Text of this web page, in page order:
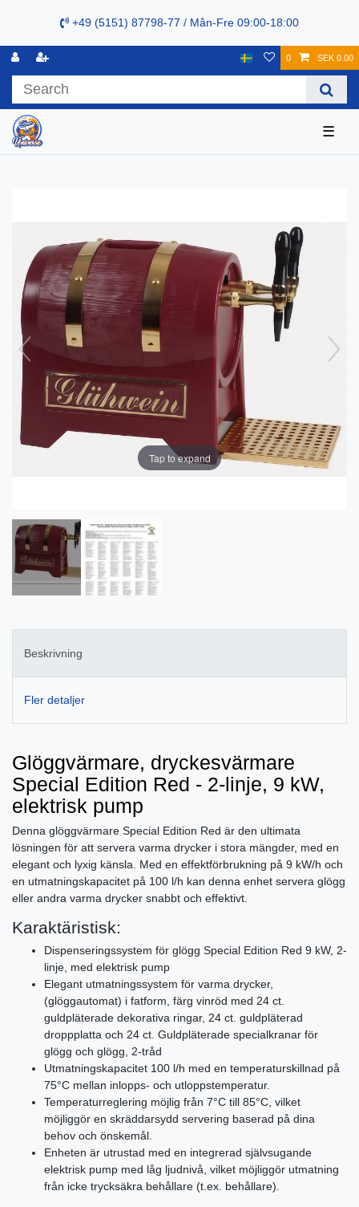
+49 (5151) 87798-77 / Mån-Fre 09:00-18:00
0 SEK 0.00
☰
Tap to expand
Beskrivning
Fler detaljer
Glöggvärmare, dryckesvärmare
Special Edition Red - 2-linje, 9 kW,
elektrisk pump
Denna glöggvärmare Special Edition Red är den ultimata
lösningen för att servera varma drycker i stora mängder, med en
elegant och lyxig känsla. Med en effektförbrukning på 9 kW/h och
en utmatningskapacitet på 100 l/h kan denna enhet servera glögg
eller andra varma drycker snabbt och effektivt.
Karaktäristisk:
Dispenseringssystem för glögg Special Edition Red 9 kW, 2-
linje, med elektrisk pump
Elegant utmatningssystem för varma drycker,
(glöggautomat) i fatform, färg vinröd med 24 ct.
guldpläterade dekorativa ringar, 24 ct. guldpläterad
droppplatta och 24 ct. Guldpläterade specialkranar för
glögg och glögg, 2-tråd
Utmatningskapacitet 100 l/h med en temperaturskillnad på
75°C mellan inlopps- och utloppstemperatur.
Temperaturreglering möjlig från 7°C till 85°C, vilket
möjliggör en skräddarsydd servering baserad på dina
behov och önskemål.
Enheten är utrustad med en integrerad självsugande
elektrisk pump med låg ljudnivå, vilket möjliggör utmatning
från icke trycksäkra behållare (t.ex. behållare).